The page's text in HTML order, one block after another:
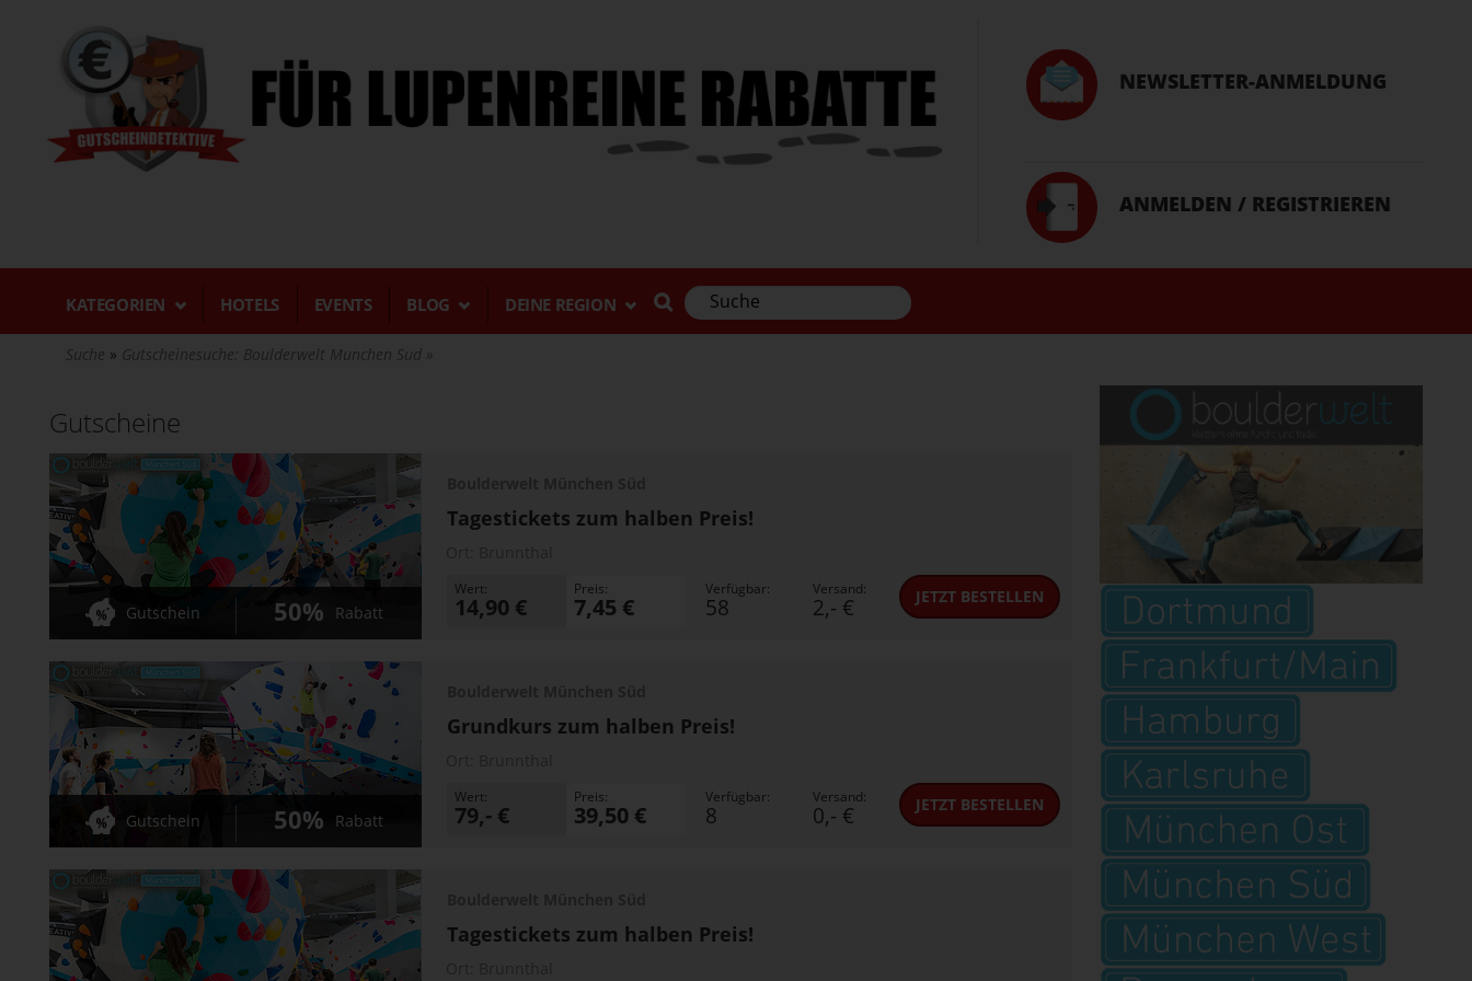
NEWSLETTER-ANMELDUNG
ANMELDEN / REGISTRIEREN
KATEGORIEN HOTELS EVENTS BLOG DEINE REGION
Suche Gutscheinesuche: Boulderwelt Munchen Sud
Gutscheine
Tagestickets zum halben Preis!
Gutschein 50% Rabatt
JETZT BESTELLEN
Wert:
14,90 €
Preis:
7,45 €
Verfügbar:
58
Versand:
2,- €
Grundkurs zum halben Preis!
Gutschein 50% Rabatt
JETZT BESTELLEN
Wert:
79,- €
Preis:
39,50 €
Verfügbar:
8
Versand:
0,- €
Tagestickets zum halben Preis!